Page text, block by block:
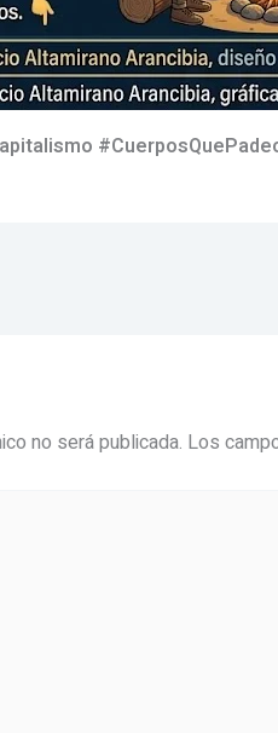
no será publicada. Los